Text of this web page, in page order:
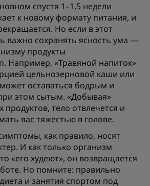
спустя 1–1,5 недели
к новому формату питания, и
Но если в этот
важно сохранять ясность ума —
продукты
Например, «Травяной напиток»
цельнозерновой каши или
оставаться бодрым и
этом сытым. «Добывая»
продуктов, тело отвлечется и
вас тяжестью в голове.
как правило, носят
И как только организм
«его худеют», он возвращается
Но помните: правильно
и занятия спортом под